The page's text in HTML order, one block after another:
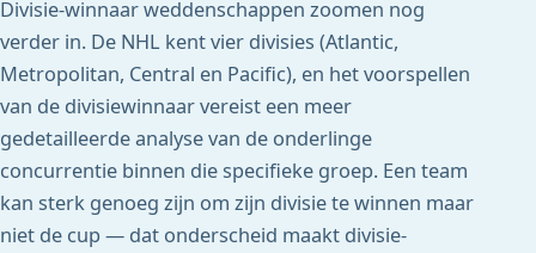
Divisie-winnaar weddenschappen zoomen nog
verder in. De NHL kent vier divisies (Atlantic,
Metropolitan, Central en Pacific), en het voorspellen
van de divisiewinnaar vereist een meer
gedetailleerde analyse van de onderlinge
concurrentie binnen die specifieke groep. Een team
kan sterk genoeg zijn om zijn divisie te winnen maar
niet de cup — dat onderscheid maakt divisie-